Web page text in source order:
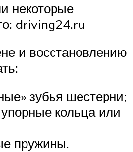
некоторые
driving24.ru
и восстановлению
зубья шестерни;
кольца или
пружины.